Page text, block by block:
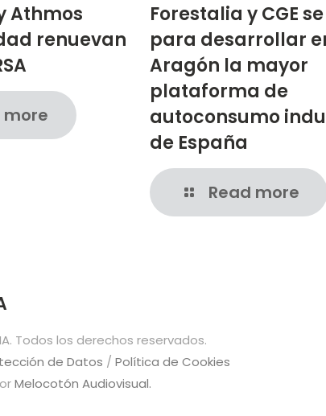
Athmos
renuevan
more
Forestalia y CGE
para desarrollar
Aragón la mayor
plataforma de
autoconsumo
de España
Read more
Todos los derechos reservados.
de Datos /Política de Cookies
Melocotón Audiovisual.